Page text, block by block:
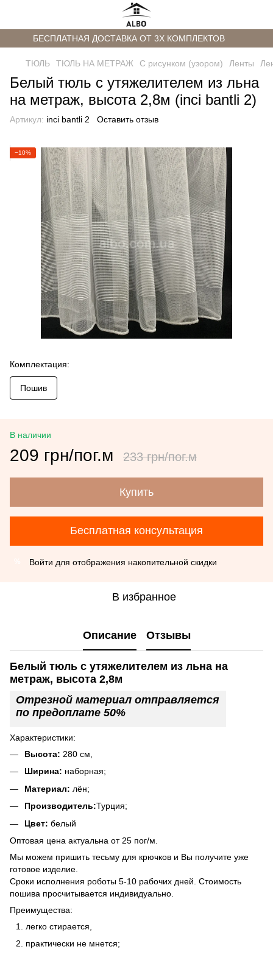
БЕСПЛАТНАЯ ДОСТАВКА ОТ 3Х КОМПЛЕКТОВ
ТЮЛЬ ТЮЛЬ НА МЕТРАЖ С рисунком (узором) Ленты
Белый тюль с утяжелителем из льна
на метраж, высота 2,8м (inci bantli 2)
Артикул: inci bantli 2 Оставить отзыв
−10%
Комплектация:
Пошив
В наличии
209 грн/пог.м 233 грн/пог.м
Купить
Бесплатная консультация
Войти для отображения накопительной скидки
В избранное
Описание Отзывы
Белый тюль с утяжелителем из льна на
метраж, высота 2,8м
Отрезной материал отправляется
по предоплате 50%
Характеристики:
Высота: 280 см,
Ширина: наборная;
Материал: лён;
Производитель:Турция;
Цвет: белый
Оптовая цена актуальна от 25 пог/м.
Мы можем пришить тесьму для крючков и Вы получите уже
готовое изделие.
Сроки исполнения роботы 5-10 рабочих дней. Стоимость
пошива просчитывается индивидуально.
Преимущества:
легко стирается,
практически не мнется;